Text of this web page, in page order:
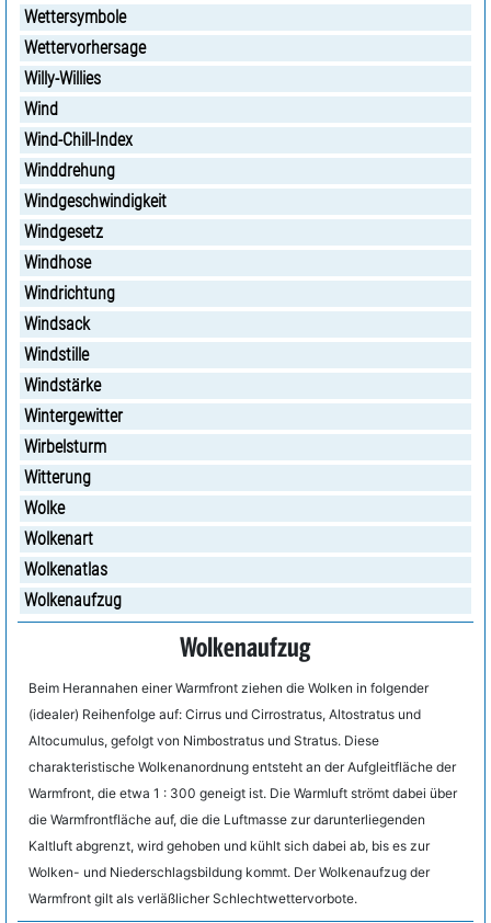
Wettersymbole
Wettervorhersage
Willy-Willies
Wind
Wind-Chill-Index
Winddrehung
Windgeschwindigkeit
Windgesetz
Windhose
Windrichtung
Windsack
Windstille
Windstärke
Wintergewitter
Wirbelsturm
Witterung
Wolke
Wolkenart
Wolkenatlas
Wolkenaufzug
Wolkenaufzug
Beim Herannahen einer Warmfront ziehen die Wolken in folgender
(idealer) Reihenfolge auf: Cirrus und Cirrostratus, Altostratus und
Altocumulus, gefolgt von Nimbostratus und Stratus. Diese
charakteristische Wolkenanordnung entsteht an der Aufgleitfläche der
Warmfront, die etwa 1 : 300 geneigt ist. Die Warmluft strömt dabei über
die Warmfrontfläche auf, die die Luftmasse zur darunterliegenden
Kaltluft abgrenzt, wird gehoben und kühlt sich dabei ab, bis es zur
Wolken- und Niederschlagsbildung kommt. Der Wolkenaufzug der
Warmfront gilt als verläßlicher Schlechtwettervorbote.